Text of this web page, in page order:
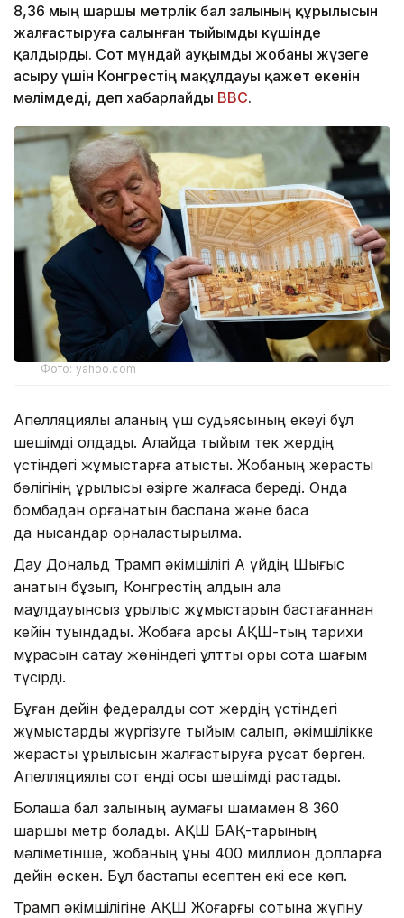
8,36 мың шаршы метрлік бал залының құрылысын
жалғастыруға салынған тыйымды күшінде
қалдырды. Сот мұндай ауқымды жобаны жүзеге
асыру үшін Конгрестің мақұлдауы қажет екенін
мәлімдеді, деп хабарлайды BBC.
Фото: yahoo.com
Апелляциялық алқаның үш судьясының екеуі бұл
шешімді қолдады. Алайда тыйым тек жердің
үстіндегі жұмыстарға қатысты. Жобаның жерасты
бөлігінің құрылысы әзірге жалғаса береді. Онда
бомбадан қорғанатын баспана және басқа
да нысандар орналастырылмақ.
Дау Дональд Трамп әкімшілігі Ақ үйдің Шығыс
қанатын бұзып, Конгрестің алдын ала
мақұлдауынсыз құрылыс жұмыстарын бастағаннан
кейін туындады. Жобаға қарсы АҚШ-тың тарихи
мұрасын сақтау жөніндегі ұлттық қоры сотқа шағым
түсірді.
Бұған дейін федералдық сот жердің үстіндегі
жұмыстарды жүргізуге тыйым салып, әкімшілікке
жерасты құрылысын жалғастыруға рұқсат берген.
Апелляциялық сот енді осы шешімді растады.
Болашақ бал залының аумағы шамамен 8 360
шаршы метр болады. АҚШ БАҚ-тарының
мәліметінше, жобаның құны 400 миллион долларға
дейін өскен. Бұл бастапқы есептен екі есе көп.
Трамп әкімшілігіне АҚШ Жоғарғы сотына жүгіну